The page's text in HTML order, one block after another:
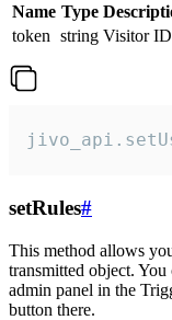
Name Type
token string Visitor ID
setRules#
This method allows
transmitted object.
admin panel in the
button there.